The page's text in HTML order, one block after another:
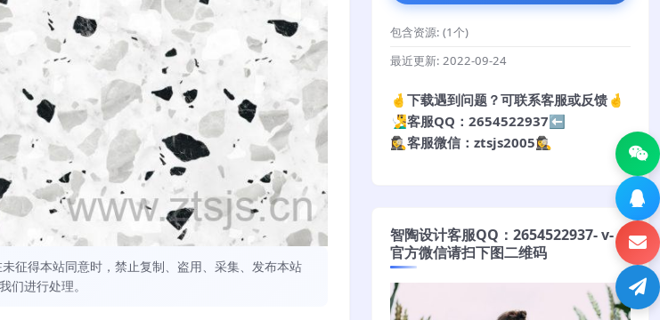
征得本站同意时，禁止复制、盗用、采集、发布本站
们进行处理。
包含资源: (1个)
最近更新: 2022-09-24
🤞下载遇到问题？可联系客服或反馈🤞
🧏‍♂️客服QQ：2654522937⬅️
🕵️‍♀️客服微信：ztsjs2005🕵️‍♀️
智陶设计客服QQ：2654522937- v-
官方微信请扫下图二维码